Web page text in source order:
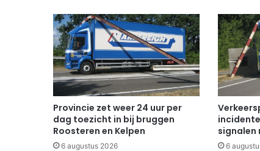
Provincie zet weer 24 uur per
dag toezicht in bij bruggen
Roosteren en Kelpen
6 augustus 2026
signalen
6